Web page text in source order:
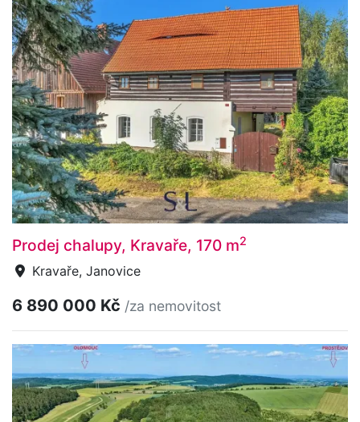
Prodej chalupy, Kravaře, 170 m2
Kravaře, Janovice
6 890 000 Kč /za nemovitost